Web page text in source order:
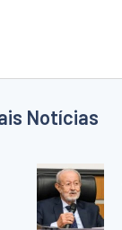
Notícias